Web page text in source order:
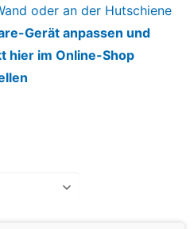
oder an der Hutschiene
Gerät anpassen und
hier im Online-Shop